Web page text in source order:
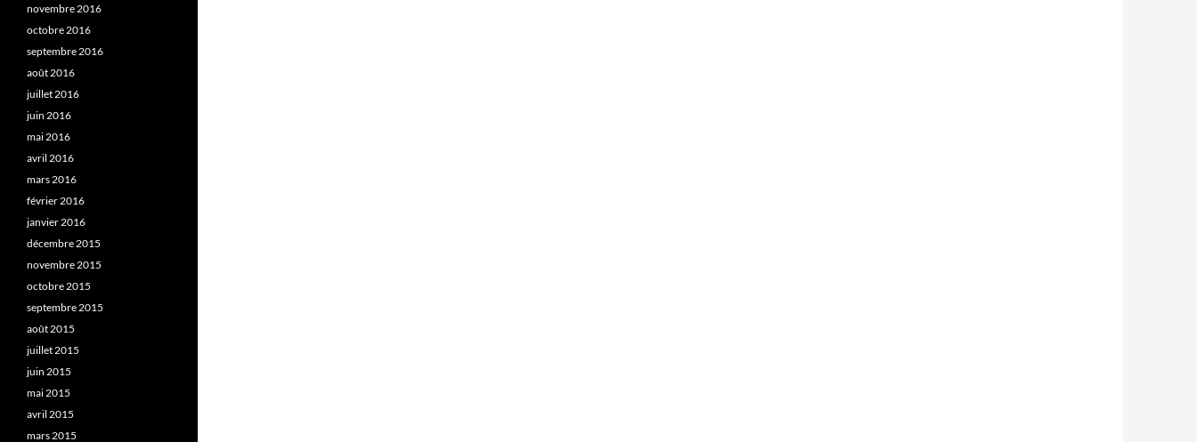
novembre 2016
octobre 2016
septembre 2016
août 2016
juillet 2016
juin 2016
mai 2016
avril 2016
mars 2016
février 2016
janvier 2016
décembre 2015
novembre 2015
octobre 2015
septembre 2015
août 2015
juillet 2015
juin 2015
mai 2015
avril 2015
mars 2015